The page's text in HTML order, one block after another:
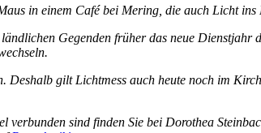
in einem Café bei Mering, die auch Licht
Gegenden früher das neue
Deshalb giltLichtmess auch heute noch im
sind finden Sie bei Dorothea